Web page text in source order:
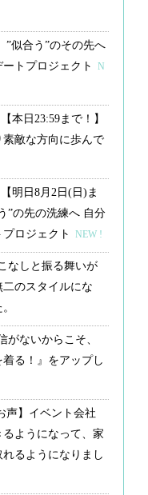
”似合う”のその先へ
トプロジェクト
N
【本日23:59まで！】
敵な方向に歩んで
【明日8月2日(日)ま
”の先の洗練へ 自分
ロジェクト
NEW !
なしと振る舞いが
のスタイルにな
がないからこそ、
る！』をアップし
声】イベント会社
ようになって、家
るようになりまし